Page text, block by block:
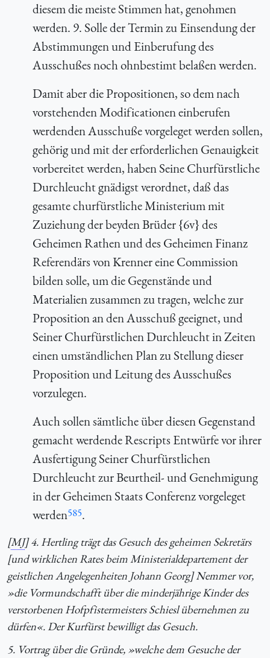
diesem die meiste Stimmen hat, genohmen
werden. 9. Solle der Termin zu Einsendung der
Abstimmungen und Einberufung des
Ausschußes noch ohnbestimt belaßen werden.
Damit aber die Propositionen, so dem nach
vorstehenden Modificationen einberufen
werdenden Ausschuße vorgeleget werden sollen,
gehörig und mit der erforderlichen Genauigkeit
vorbereitet werden, haben Seine Churfürstliche
Durchleucht gnädigst verordnet, daß das
gesamte churfürstliche Ministerium mit
Zuziehung der beyden Brüder {6v} des
Geheimen Rathen und des Geheimen Finanz
Referendärs von Krenner eine Commission
bilden solle, um die Gegenstände und
Materialien zusammen zu tragen, welche zur
Proposition an den Ausschuß geeignet, und
Seiner Churfürstlichen Durchleucht in Zeiten
einen umständlichen Plan zu Stellung dieser
Proposition und Leitung des Ausschußes
vorzulegen.
Auch sollen sämtliche über diesen Gegenstand
gemacht werdende Rescripts Entwürfe vor ihrer
Ausfertigung Seiner Churfürstlichen
Durchleucht zur Beurtheil- und Genehmigung
in der Geheimen Staats Conferenz vorgeleget
werden585.
[MJ] 4. Hertling trägt das Gesuch des geheimen Sekretärs
[und wirklichen Rates beim Ministerialdepartement der
geistlichen Angelegenheiten Johann Georg] Nemmer vor,
»die Vormundschafft über die minderjährige Kinder des
verstorbenen Hofpfistermeisters Schiesl übernehmen zu
dürfen«. Der Kurfürst bewilligt das Gesuch.
5. Vortrag über die Gründe, »welche dem Gesuche der